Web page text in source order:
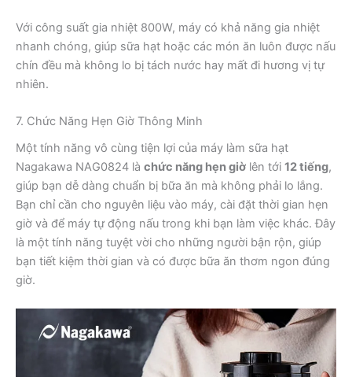
Với công suất gia nhiệt 800W, máy có khả năng gia nhiệt
nhanh chóng, giúp sữa hạt hoặc các món ăn luôn được nấu
chín đều mà không lo bị tách nước hay mất đi hương vị tự
nhiên.
7. Chức Năng Hẹn Giờ Thông Minh
Một tính năng vô cùng tiện lợi của máy làm sữa hạt
Nagakawa NAG0824 là chức năng hẹn giờ lên tới 12 tiếng,
giúp bạn dễ dàng chuẩn bị bữa ăn mà không phải lo lắng.
Bạn chỉ cần cho nguyên liệu vào máy, cài đặt thời gian hẹn
giờ và để máy tự động nấu trong khi bạn làm việc khác. Đây
là một tính năng tuyệt vời cho những người bận rộn, giúp
bạn tiết kiệm thời gian và có được bữa ăn thơm ngon đúng
giờ.